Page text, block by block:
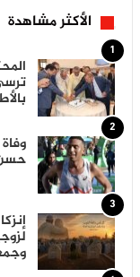
الأكثر مشاهدة
1
2
3